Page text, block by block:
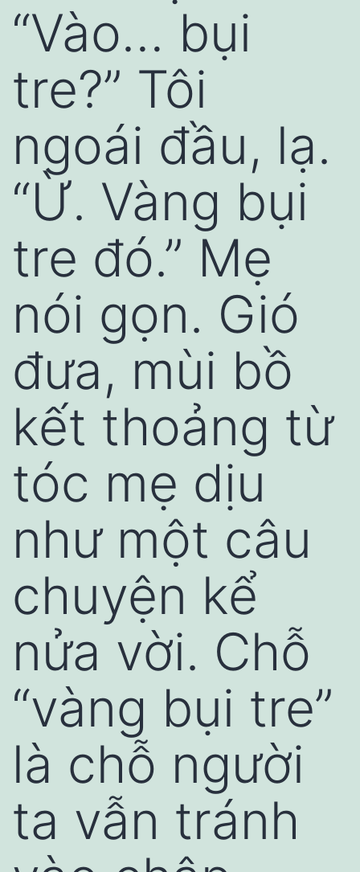
“Vào… bụi
tre?” Tôi
ngoái đầu, lạ.
“Ừ. Vàng bụi
tre đó.” Mẹ
nói gọn. Gió
đưa, mùi bồ
kết thoảng từ
tóc mẹ dịu
như một câu
chuyện kể
nửa vời. Chỗ
“vàng bụi tre”
là chỗ người
ta vẫn tránh